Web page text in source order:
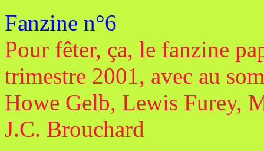
Fanzine n°6
Pour fêter, ça, le fanzine
trimestre 2001, avec au
Howe Gelb, Lewis Furey,
J.C. Brouchard